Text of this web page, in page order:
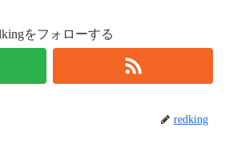
をフォローする
redking